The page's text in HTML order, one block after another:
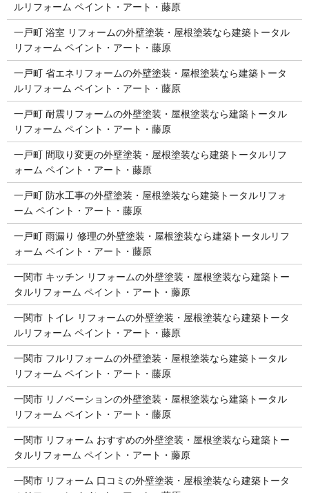
ルリフォーム ペイント・アート・藤原
一戸町 浴室 リフォームの外壁塗装・屋根塗装なら建築トータル
リフォーム ペイント・アート・藤原
一戸町 省エネリフォームの外壁塗装・屋根塗装なら建築トータ
ルリフォーム ペイント・アート・藤原
一戸町 耐震リフォームの外壁塗装・屋根塗装なら建築トータル
リフォーム ペイント・アート・藤原
一戸町 間取り変更の外壁塗装・屋根塗装なら建築トータルリフ
ォーム ペイント・アート・藤原
一戸町 防水工事の外壁塗装・屋根塗装なら建築トータルリフォ
ーム ペイント・アート・藤原
一戸町 雨漏り 修理の外壁塗装・屋根塗装なら建築トータルリフ
ォーム ペイント・アート・藤原
一関市 キッチン リフォームの外壁塗装・屋根塗装なら建築トー
タルリフォーム ペイント・アート・藤原
一関市 トイレ リフォームの外壁塗装・屋根塗装なら建築トータ
ルリフォーム ペイント・アート・藤原
一関市 フルリフォームの外壁塗装・屋根塗装なら建築トータル
リフォーム ペイント・アート・藤原
一関市 リノベーションの外壁塗装・屋根塗装なら建築トータル
リフォーム ペイント・アート・藤原
一関市 リフォーム おすすめの外壁塗装・屋根塗装なら建築トー
タルリフォーム ペイント・アート・藤原
一関市 リフォーム 口コミの外壁塗装・屋根塗装なら建築トータ